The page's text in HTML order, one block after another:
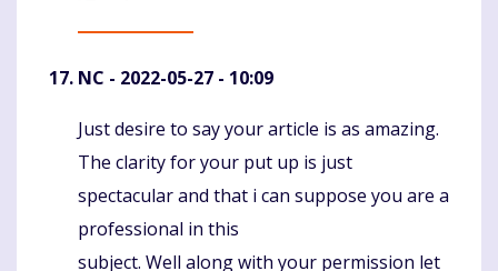
NC - 2022-05-27 - 10:09
Komentaras
Just desire to say your article is as amazing.
The clarity for your put up is just
spectacular and that i can suppose you are a
professional in this
subject. Well along with your permission let